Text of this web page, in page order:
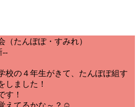
（たんぽぽ・すみれ）
--
校の４年生がきて、たんぽぽ組す
しました！
す！